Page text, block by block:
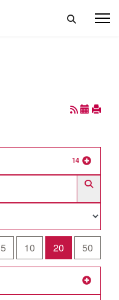
14
5 10 20 50